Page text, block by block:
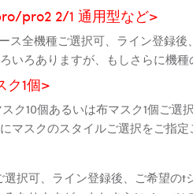
pro2 2/1 通用型など>
ス全機種ご選択可、ライン登録
いろありますが、もしさらに機
ク1個>
ク10個あるいは布マスク1個ご
マスクのスタイルご選択をご指
選択可、ライン登録後、ご希望の